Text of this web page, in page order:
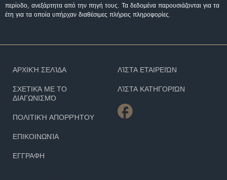
περίοδο, ανεξάρτητα από την πηγή τους. Τα δεδομένα παρουσιάζονται για τα
έτη για τα οποία υπήρχαν διαθέσιμες πλήρεις πληροφορίες.
ΑΡΧΙΚΉ ΣΕΛΊΔΑ
ΣΧΕΤΙΚΆ ΜΕ ΤΟ
ΔΙΑΓΩΝΙΣΜΌ
ΠΟΛΙΤΙΚΉ ΑΠΟΡΡΉΤΟΥ
ΕΠΙΚΟΙΝΩΝΊΑ
ΕΓΓΡΑΦΗ
ΛΊΣΤΑ ΕΤΑΙΡΕΙΏΝ
ΛΊΣΤΑ ΚΑΤΗΓΟΡΙΏΝ